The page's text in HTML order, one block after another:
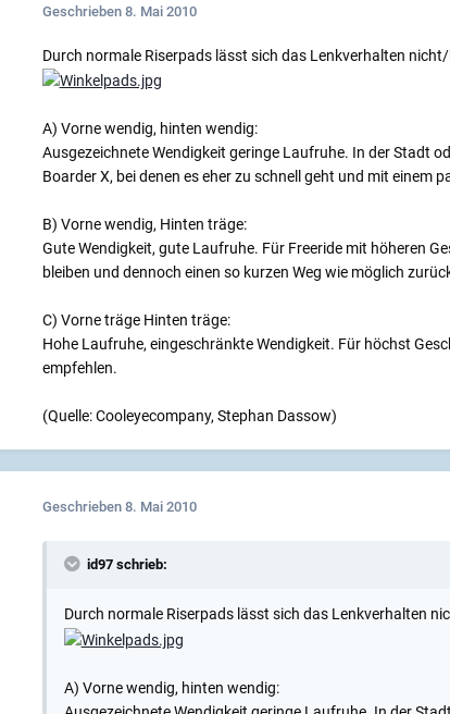
Geschrieben 8. Mai 2010
Durch normale Riserpads lässt sich das Lenkverhalten
A) Vorne wendig, hinten wendig:
Ausgezeichnete Wendigkeit geringe Laufruhe. In der Stadt
Boarder X, bei denen es eher zu schnell geht und mit einem
B) Vorne wendig, Hinten träge:
Gute Wendigkeit, gute Laufruhe. Für Freeride mit höheren
bleiben und dennoch einen so kurzen Weg wie möglich
C) Vorne träge Hinten träge:
Hohe Laufruhe, eingeschränkte Wendigkeit. Für höchst
empfehlen.
(Quelle: Cooleyecompany, Stephan Dassow)
Geschrieben 8. Mai 2010
id97 schrieb:
Durch normale Riserpads lässt sich das Lenkverhalten
A) Vorne wendig, hinten wendig: